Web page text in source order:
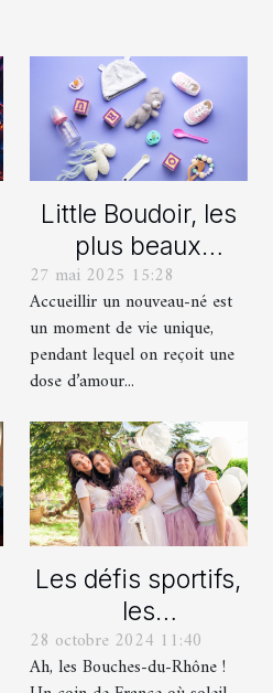
Little Boudoir, les
plus beaux
cadeaux de
naissance
personnalisés !
27 mai 2025 15:28
Accueillir un nouveau-né est
un moment de vie unique,
pendant lequel on reçoit une
dose d’amour...
Les défis sportifs,
les
incontournables
de toute
28 octobre 2024 11:40
Ah, les Bouches-du-Rhône !